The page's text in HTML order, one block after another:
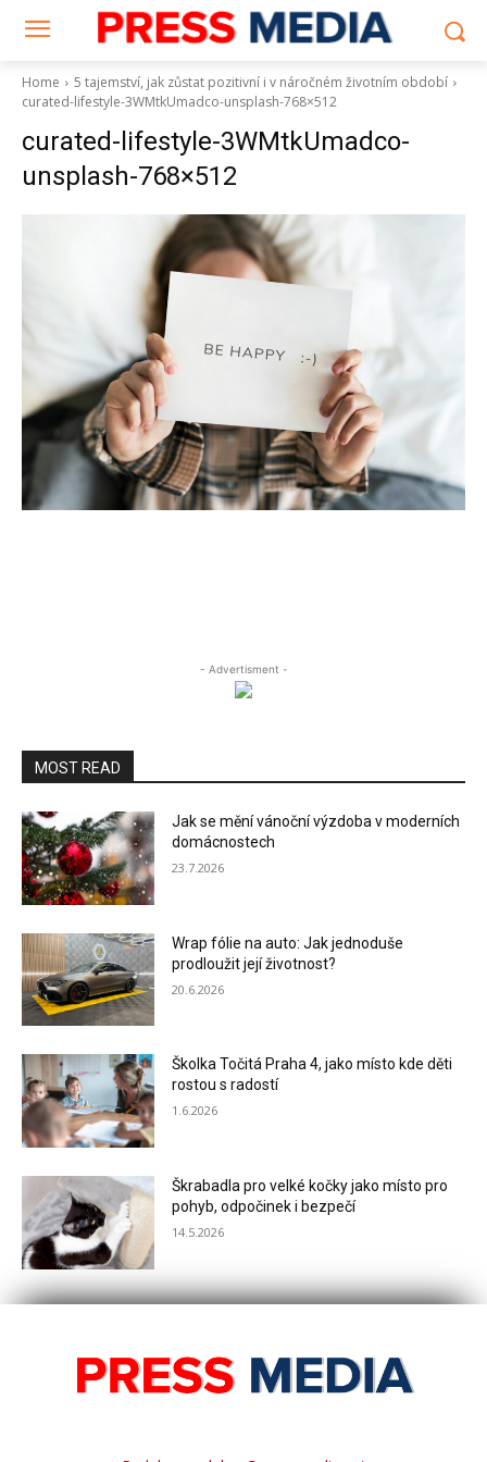
Home
5 tajemství, jak zůstat pozitivní i v náročném životním období
curated-lifestyle-3WMtkUmadco-unsplash-768×512
curated-lifestyle-3WMtkUmadco-
unsplash-768×512
- Advertisment -
MOST READ
Jak se mění vánoční výzdoba v moderních
domácnostech
23.7.2026
Wrap fólie na auto: Jak jednoduše
prodloužit její životnost?
20.6.2026
Školka Točitá Praha 4, jako místo kde děti
rostou s radostí
1.6.2026
Škrabadla pro velké kočky jako místo pro
pohyb, odpočinek i bezpečí
14.5.2026